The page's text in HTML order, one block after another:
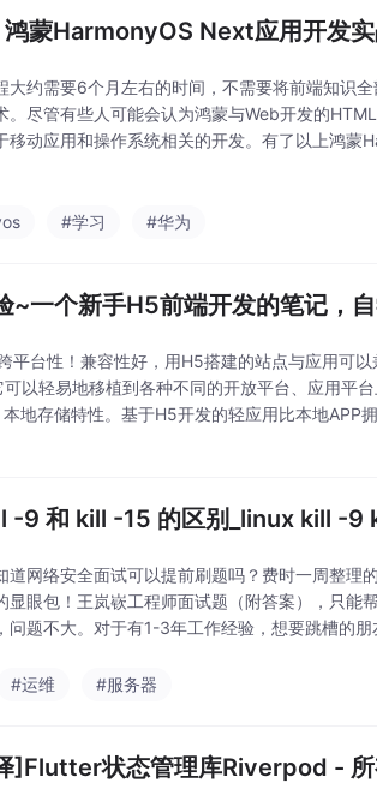
鸿蒙HarmonyOS Next应用开发
大约需要6个月左右的时间，不需要将前端知识
。尽管有些人可能会认为鸿蒙与Web开发的
移动应用和操作系统相关的开发。有了以上鸿蒙
#学习 #华为
~一个新手H5前端开发的笔记，
平台性！兼容性好，用H5搭建的站点与应用可
以轻易地移植到各种不同的开放平台、应用平
地存储特性。基于H5开发的轻应用比本地APP
-9 和 kill -15 的区别_linux kill -9
道网络安全面试可以提前刷题吗？费时一周整理
显眼包！王岚嵚工程师面试题（附答案），只能
问题不大。对于有1-3年工作经验，想要跳槽的
#运维 #服务器
]Flutter状态管理库Riverpod -